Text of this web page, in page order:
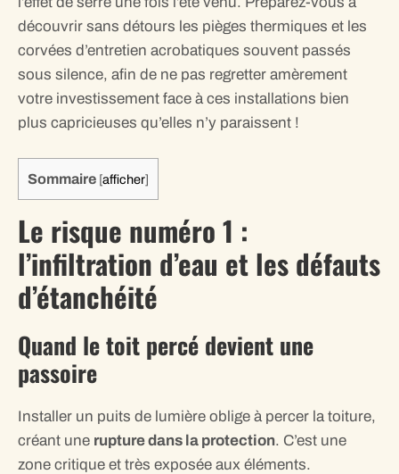
découvrir sans détours les pièges thermiques et les
corvées d’entretien acrobatiques souvent passés
sous silence, afin de ne pas regretter amèrement
votre investissement face à ces installations bien
plus capricieuses qu’elles n’y paraissent !
Sommaire [afficher]
Le risque numéro 1 :
l’infiltration d’eau et les défauts
d’étanchéité
Quand le toit percé devient une
passoire
Installer un puits de lumière oblige à percer la toiture,
créant une rupture dans la protection. C’est une
zone critique et très exposée aux éléments.